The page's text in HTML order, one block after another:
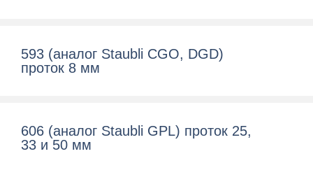
593 (аналог Staubli CGO, DGD)
проток 8 мм
606 (аналог Staubli GPL) проток 25,
33 и 50 мм